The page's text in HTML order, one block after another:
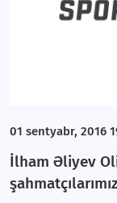
01 sentyabr, 2016
İlham Əliyev